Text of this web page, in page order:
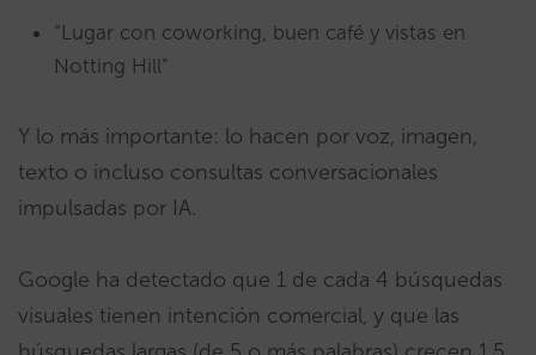
“Lugar con coworking, buen café y vistas en
Notting Hill”
Y lo más importante: lo hacen por voz, imagen,
texto o incluso consultas conversacionales
impulsadas por IA.
Google ha detectado que 1 de cada 4 búsquedas
visuales tienen intención comercial, y que las